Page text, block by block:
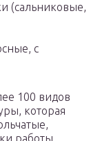
(сальниковые,
с
100 видов
которая
работы